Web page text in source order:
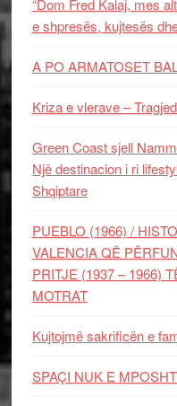
“Dom Fred Kalaj, mes
e shpresës, kujtesës
A PO ARMATOSET
Kriza e vlerave –
Green Coast sjell
Një destinacion i ri
Shqiptare
PUEBLO (1966) /
VALENCIA QË
PRITJE (1937 – 1966)
MOTRAT
Kujtojmë sakrificën e
SPAÇI NUK E